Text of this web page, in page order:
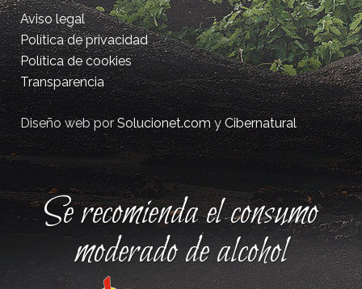
Aviso legal
Política de privacidad
Política de cookies
Transparencia
Diseño web porSolucionet.comyCibernatural
Se recomienda el consumo
moderado de alcohol